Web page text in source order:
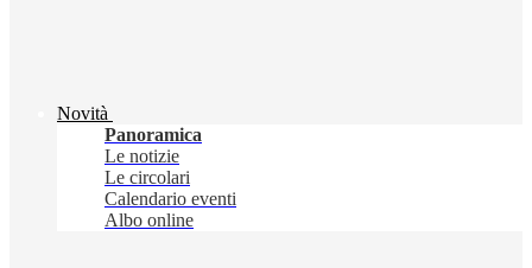
Novità
Panoramica
Le notizie
Le circolari
Calendario eventi
Albo online